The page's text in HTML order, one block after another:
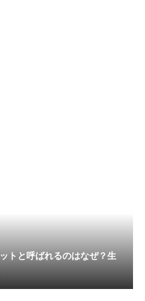
トと呼ばれるのはなぜ？生